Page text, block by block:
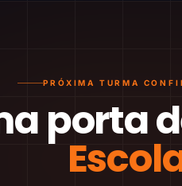
PRÓXIMA TURMA
porta